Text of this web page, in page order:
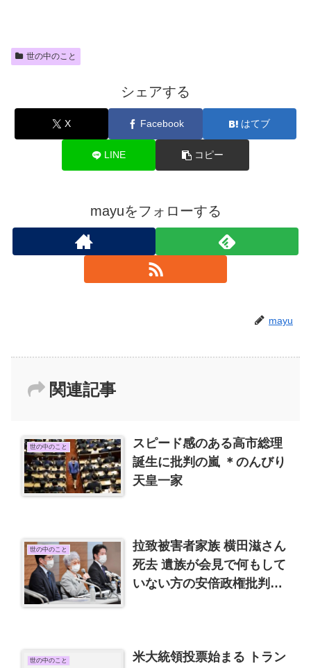
世の中のこと
シェアする
X Facebook はてブ
LINE コピー
mayuをフォローする
mayu
関連記事
世の中のこと
スピード感のある高市総理
誕生に批判の嵐 ＊のんびり
天皇一家
世の中のこと
拉致被害者家族 横田滋さん
死去 遺族が会見で何もして
いない方の安倍政権批判は
世の中のこと
米大統領投票始まる トラン